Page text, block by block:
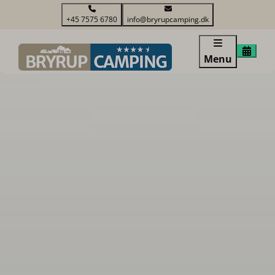
+45 7575 6780 info@bryrupcamping.dk
Menu